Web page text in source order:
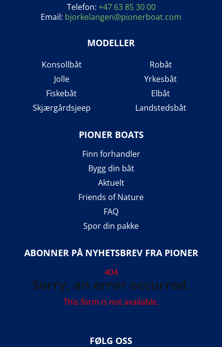
Telefon: +47 63 85 30 00
Email: bjorkelangen@pionerboat.com
MODELLER
Konsollbåt
Jolle
Fiskebåt
Skjærgårdsjeep
Robåt
Yrkesbåt
Elbåt
Landstedsbåt
PIONER BOATS
Finn forhandler
Bygg din båt
Aktuelt
Friends of Nature
FAQ
Spor din pakke
ABONNER PÅ NYHETSBREV FRA PIONER
404
Sorry, an error occurred.
This form is not available.
FØLG OSS